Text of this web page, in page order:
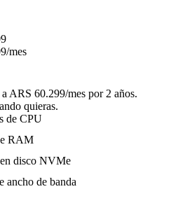
/mes
a ARS 60.299/mes por 2 años.
quieras.
de CPU
RAM
en disco NVMe
ancho de banda